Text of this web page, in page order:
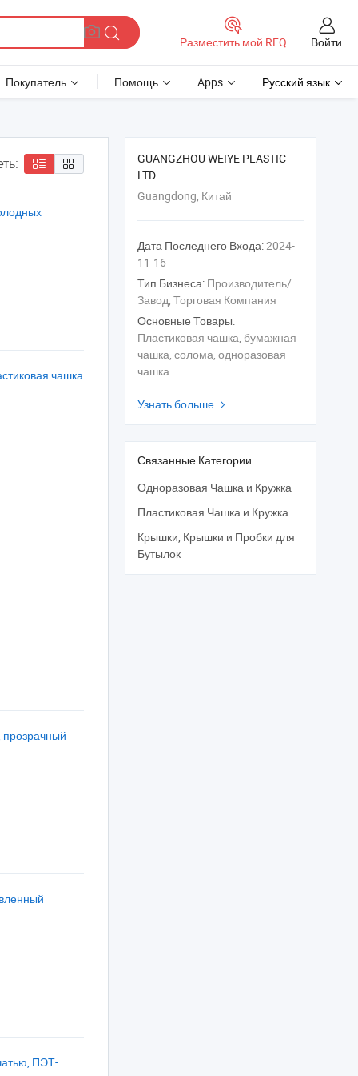
Разместить мой RFQ Войти
Покупатель Помощь Apps Русский язык
чашка
прозрачный
ПЭТ-
GUANGZHOU WEIYE PLASTIC
LTD.
Guangdong, Китай
Дата Последнего Входа:2024-
11-16
Тип Бизнеса: Производитель/
Завод, Торговая Компания
Основные Товары:
Пластиковая чашка, бумажная
чашка, солома, одноразовая
чашка
Узнать больше 
Связанные Категории
Одноразовая Чашка и Кружка
Пластиковая Чашка и Кружка
Крышки, Крышки и Пробки для
Бутылок